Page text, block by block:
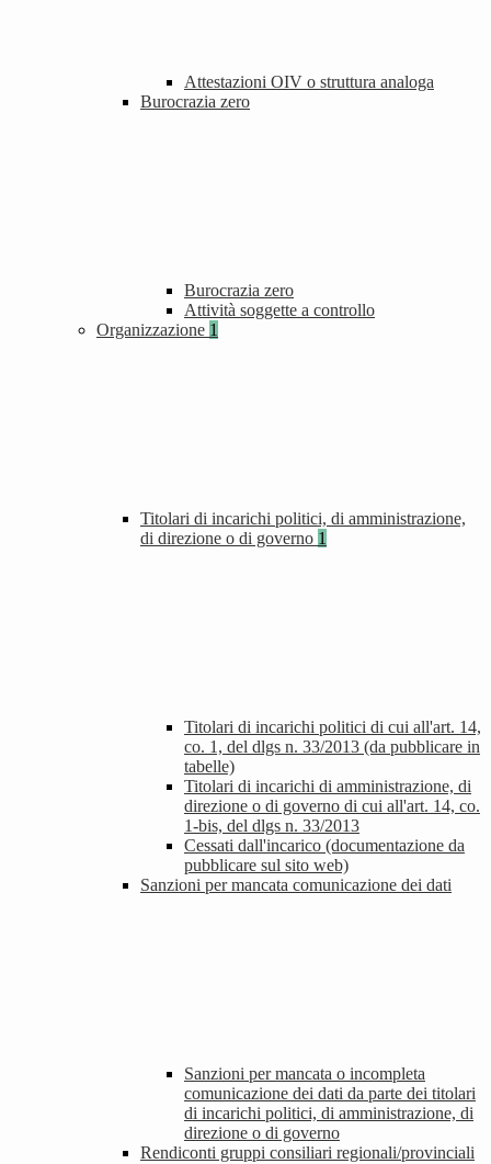
Attestazioni OIV o struttura analoga
Burocrazia zero
Burocrazia zero
Attività soggette a controllo
Organizzazione 1
Titolari di incarichi politici, di amministrazione,
di direzione o di governo 1
Titolari di incarichi politici di cui all'art. 14,
co. 1, del dlgs n. 33/2013 (da pubblicare in
tabelle)
Titolari di incarichi di amministrazione, di
direzione o di governo di cui all'art. 14, co.
1-bis, del dlgs n. 33/2013
Cessati dall'incarico (documentazione da
pubblicare sul sito web)
Sanzioni per mancata comunicazione dei dati
Sanzioni per mancata o incompleta
comunicazione dei dati da parte dei titolari
di incarichi politici, di amministrazione, di
direzione o di governo
Rendiconti gruppi consiliari regionali/provinciali